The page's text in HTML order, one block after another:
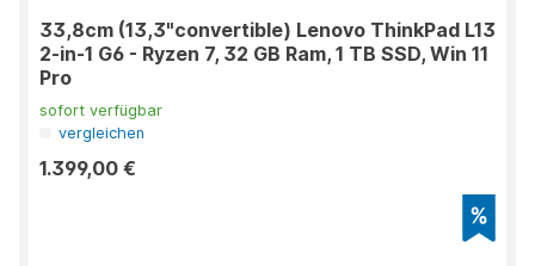
33,8cm (13,3"convertible) Lenovo ThinkPad L13
2-in-1 G6 - Ryzen 7, 32 GB Ram, 1 TB SSD, Win 11
Pro
sofort verfügbar
vergleichen
1.399,00 €